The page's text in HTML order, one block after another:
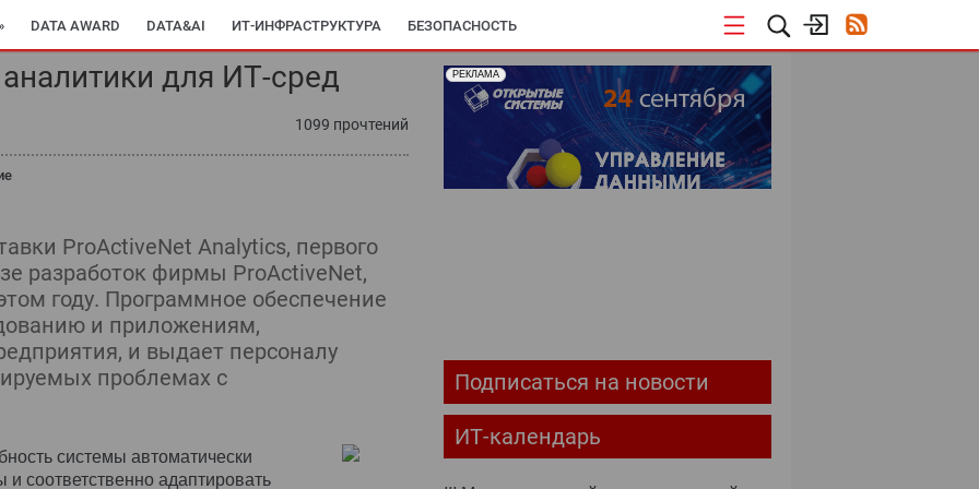
DATA AWARD DATA&AI ИТ-ИНФРАСТРУКТУРА БЕЗОПАСНОСТЬ
МИР ИТ В ЗДРАВООХРАНЕНИИ ПАРТНЕРСКИЕ ПРОЕКТЫ
ПОДПИСКА
для ИТ-сред
1099 прочтений
ProActiveNet Analytics, первого
разработок фирмы ProActiveNet,
году. Программное обеспечение
и приложениям,
и выдает персоналу
проблемах с
системы автоматически
соответственно адаптировать
РЕКЛАМА
Подписаться на новости
ИТ-календарь